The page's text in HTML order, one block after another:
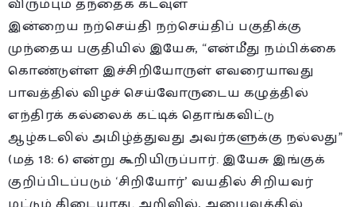
விரும்பும் தந்தைக் கடவுள்
இன்றைய நற்செய்தி நற்செய்திப் பகுதிக்கு
முந்தைய பகுதியில் இயேசு, “என்மீது நம்பிக்கை
கொண்டுள்ள இச்சிறியோருள் எவரையாவது
பாவத்தில் விழச் செய்வோருடைய கழுத்தில்
எந்திரக் கல்லைக் கட்டிக் தொங்கவிட்டு
ஆழ்கடலில் அமிழ்த்துவது அவர்களுக்கு நல்லது”
(மத் 18: 6) என்று கூறியிருப்பார். இயேசு இங்குக்
குறிப்பிடப்படும் ‘சிறியோர்’ வயதில் சிறியவர்